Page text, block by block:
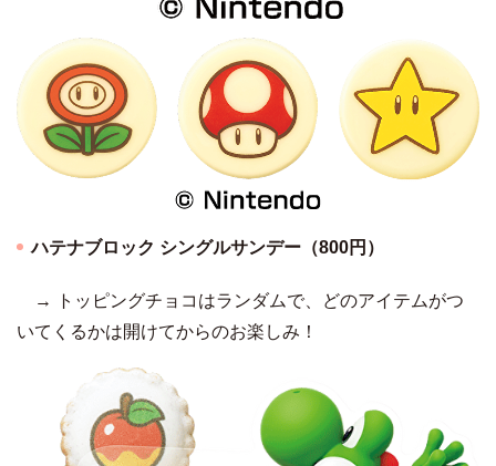
ハテナブロック シングルサンデー（800円）
→ トッピングチョコはランダムで、どのアイテムがつ
いてくるかは開けてからのお楽しみ！